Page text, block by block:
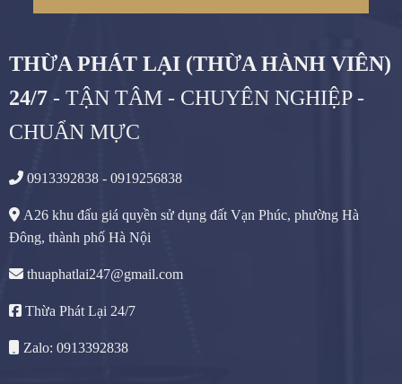
THỪA PHÁT LẠI (THỪA HÀNH VIÊN)
24/7- TẬN TÂM - CHUYÊN NGHIỆP -
CHUẨN MỰC
0913392838 - 0919256838
A26 khu đấu giá quyền sử dụng đất Vạn Phúc, phường Hà
Đông, thành phố Hà Nội
thuaphatlai247@gmail.com
Thừa Phát Lại 24/7
Zalo: 0913392838